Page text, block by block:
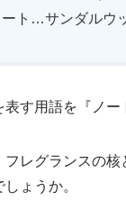
ト…サンダルウ
す用語を『ノー
フレグランスの
ょうか。